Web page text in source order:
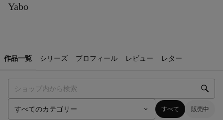
Yabo
作品一覧 シリーズ プロフィール レビュー レター
すべて 販売中